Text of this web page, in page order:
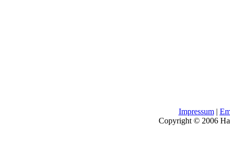
Impressum|
Copyright © 2006